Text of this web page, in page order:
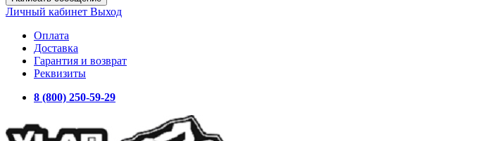
Личный кабинет Выход
Оплата
Доставка
Гарантия и возврат
Реквизиты
8 (800) 250-59-29